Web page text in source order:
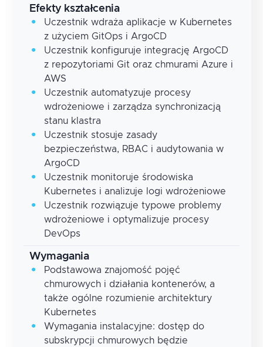
Efekty kształcenia
Uczestnik wdraża aplikacje w Kubernetes
z użyciem GitOps i ArgoCD
Uczestnik konfiguruje integrację ArgoCD
z repozytoriami Git oraz chmurami Azure i
AWS
Uczestnik automatyzuje procesy
wdrożeniowe i zarządza synchronizacją
stanu klastra
Uczestnik stosuje zasady
bezpieczeństwa, RBAC i audytowania w
ArgoCD
Uczestnik monitoruje środowiska
Kubernetes i analizuje logi wdrożeniowe
Uczestnik rozwiązuje typowe problemy
wdrożeniowe i optymalizuje procesy
DevOps
Wymagania
Podstawowa znajomość pojęć
chmurowych i działania kontenerów, a
także ogólne rozumienie architektury
Kubernetes
Wymagania instalacyjne: dostęp do
subskrypcji chmurowych będzie